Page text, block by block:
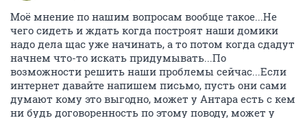
Моё мнение по нашим вопросам вообще такое...Не
чего сидеть и ждать когда построят наши домики
надо дела щас уже начинать, а то потом когда сдадут
начнем что-то искать придумывать...По
возможности решить наши проблемы сейчас...Если
интернет давайте напишем письмо, пусть они сами
думают кому это выгодно, может у Антара есть с кем
ни будь договоренность по этому поводу, может у